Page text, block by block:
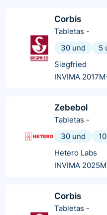
Corbis
Tabletas -
30 und
5
Siegfried
INVIMA
Zebebol
Tabletas -
30 und
Hetero Labs
INVIMA
Corbis
Tabletas -